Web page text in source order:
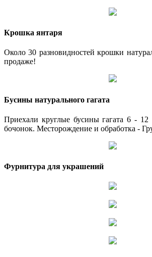
Крошка янтаря
Около 30 разновидностей крошки
продаже!
Бусины натурального гагата
Приехали круглые бусины гагата 6 -
бочонок. Месторождение и обработка -
Фурнитура для украшений